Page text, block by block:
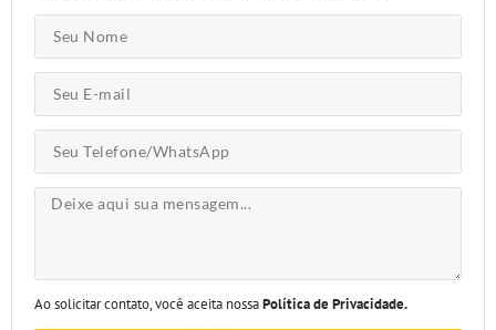
Ao solicitar contato, você aceita nossaPolítica de Privacidade.